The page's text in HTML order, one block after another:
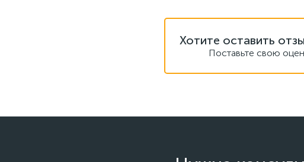
Хотите оставить
Поставьте свою